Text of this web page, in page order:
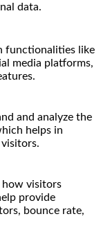
data.
functionalities like
media platforms,
and analyze the
helps in
how visitors
provide
bounce rate,